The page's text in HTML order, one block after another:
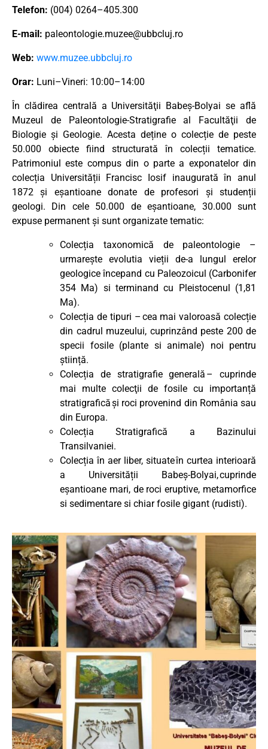
Telefon: (004) 0264–405.300
E-mail: paleontologie.muzee@ubbcluj.ro
Web: www.muzee.ubbcluj.ro
Orar: Luni–Vineri: 10:00–14:00
În clădirea centrală a Universităţii Babeş-Bolyai se află
Muzeul de Paleontologie-Stratigrafie al Facultăţii de
Biologie şi Geologie. Acesta deține o colecție de peste
50.000 obiecte fiind structurată în colecții tematice.
Patrimoniul este compus din o parte a exponatelor din
colecția Universității Francisc Iosif inaugurată în anul
1872 și eșantioane donate de profesori și studenții
geologi. Din cele 50.000 de eșantioane, 30.000 sunt
expuse permanent și sunt organizate tematic:
Colecția taxonomică de paleontologie –
urmarește evolutia vieții de-a lungul erelor
geologice începand cu Paleozoicul (Carbonifer
354 Ma) si terminand cu Pleistocenul (1,81
Ma).
Colecția de tipuri – cea mai valoroasă colecție
din cadrul muzeului, cuprinzând peste 200 de
specii fosile (plante si animale) noi pentru
știință.
Colecția de stratigrafie generală – cuprinde
mai multe colecţii de fosile cu importanță
stratigrafică și roci provenind din România sau
din Europa.
Colecția Stratigrafică a Bazinului
Transilvaniei.
Colecția în aer liber, situate în curtea interioară
a Universității Babeș-Bolyai, cuprinde
eșantioane mari, de roci eruptive, metamorfice
si sedimentare si chiar fosile gigant (rudisti).